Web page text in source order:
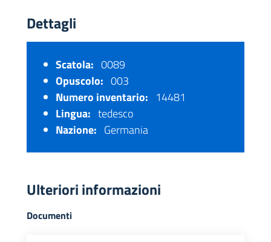
Dettagli
Scatola: 0089
Opuscolo: 003
Numero inventario: 14481
Lingua: tedesco
Nazione: Germania
Ulteriori informazioni
Documenti